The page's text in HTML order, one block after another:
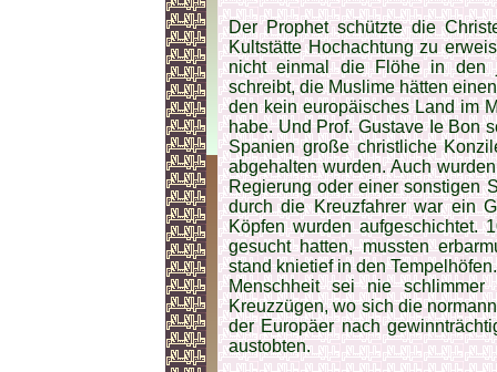
Der Prophet schützte die
Kultstätte Hochachtung zu
nicht einmal die Flöhe in den
schreibt, die Muslime hätten
den kein europäisches Land im
habe. Und Prof. Gustave Ie Bon
Spanien große christliche
abgehalten wurden. Auch
Regierung oder einer sonstigen
durch die Kreuzfahrer war ein
Köpfen wurden aufgeschichtet.
gesucht hatten, mussten
stand knietief in den
Menschheit sei nie
Kreuzzügen, wo sich die
der Europäer nach
austobten.